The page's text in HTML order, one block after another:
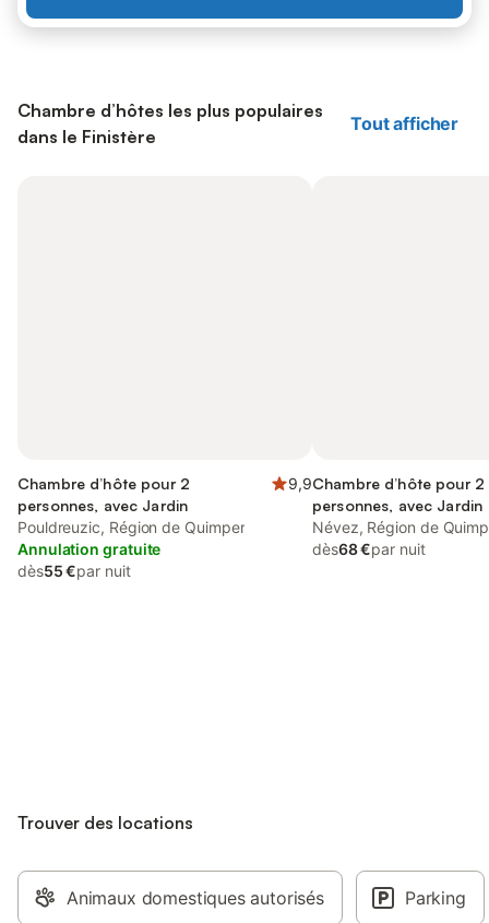
Chambre d’hôtes les plus populaires
dans le Finistère
Tout afficher
Chambre d’hôte pour 2
personnes, avec Jardin
9,9
Pouldreuzic, Région de Quimper
Annulation gratuite
dès55 €par nuit
Chambre d’hôte pour 2
personnes, avec Jardin
Névez, Région de
dès68 €par nuit
Trouver des locations
Animaux domestiques autorisés Parking